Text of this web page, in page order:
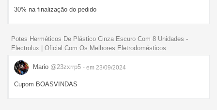
30% na finalização do pedido
Potes Herméticos De Plástico Cinza Escuro Com 8 Unidades -
Electrolux | Oficial Com Os Melhores Eletrodomésticos
Mario @23zxrrp5 - em 23/09/2024
Cupom BOASVINDAS